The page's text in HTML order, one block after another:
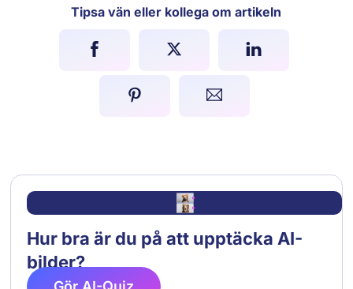
Tipsa vän eller kollega om artikeln
Hur bra är du på att upptäcka AI-
bilder?